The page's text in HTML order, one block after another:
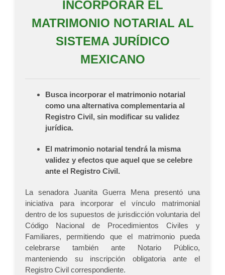
INCORPORAR EL
MATRIMONIO NOTARIAL AL
SISTEMA JURÍDICO
MEXICANO
Busca incorporar el matrimonio notarial
como una alternativa complementaria al
Registro Civil, sin modificar su validez
jurídica.
El matrimonio notarial tendrá la misma
validez y efectos que aquel que se celebre
ante el Registro Civil.
La senadora Juanita Guerra Mena presentó una
iniciativa para incorporar el vínculo matrimonial
dentro de los supuestos de jurisdicción voluntaria del
Código Nacional de Procedimientos Civiles y
Familiares, permitiendo que el matrimonio pueda
celebrarse también ante Notario Público,
manteniendo su inscripción obligatoria ante el
Registro Civil correspondiente.